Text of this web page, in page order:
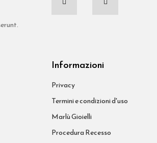
Informazioni
Privacy
Termini e condizioni d'uso
Marlù Gioielli
Procedura Recesso